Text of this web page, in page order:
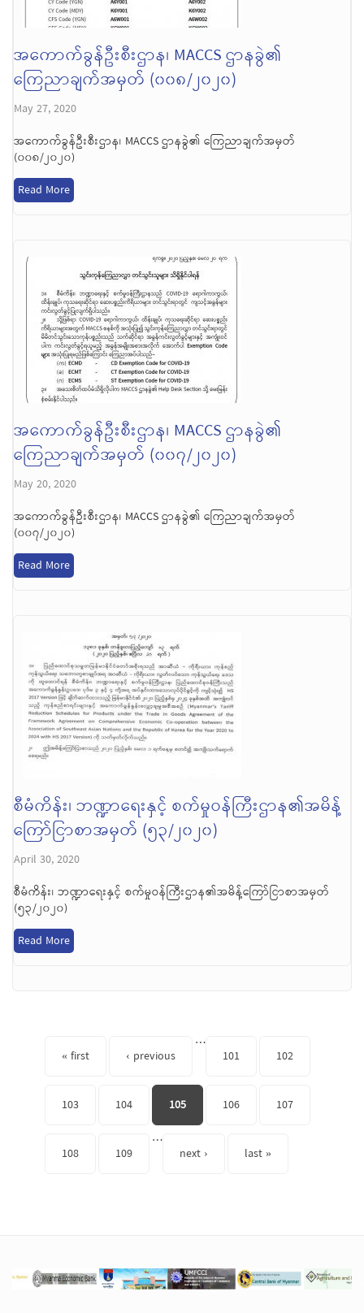
အကောက်ခွန်ဦးစီးဌာန၊ MACCS ဌာနခွဲ၏
ကြေညာချက်အမှတ် (၀၀၈/၂၀၂၀)
May 27, 2020
အကောက်ခွန်ဦးစီးဌာန၊ MACCS ဌာနခွဲ၏ ကြေညာချက်အမှတ်
(၀၀၈/၂၀၂၀)
Read More
အကောက်ခွန်ဦးစီးဌာန၊ MACCS ဌာနခွဲ၏
ကြေညာချက်အမှတ် (၀၀၇/၂၀၂၀)
May 20, 2020
အကောက်ခွန်ဦးစီးဌာန၊ MACCS ဌာနခွဲ၏ ကြေညာချက်အမှတ်
(၀၀၇/၂၀၂၀)
Read More
စီမံကိန်း၊ ဘဏ္ဍာရေးနှင့် စက်မှုဝန်ကြီးဌာန၏အမိန့်
ကြော်ငြာစာအမှတ် (၅၃/၂၀၂၀)
April 30, 2020
စီမံကိန်း၊ ဘဏ္ဍာရေးနှင့် စက်မှုဝန်ကြီးဌာန၏အမိန့်ကြော်ငြာစာအမှတ်
(၅၃/၂၀၂၀)
Read More
« first ‹ previous
…
101
102
103 104 105 106 107
108 109
…
next ›
last »